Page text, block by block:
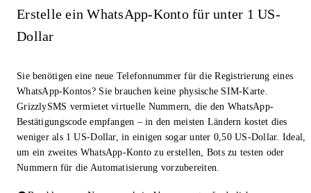
Erstelle ein WhatsApp-Konto für unter 1 US-
Dollar
Sie benötigen eine neue Telefonnummer für die Registrierung eines
WhatsApp-Kontos? Sie brauchen keine physische SIM-Karte.
GrizzlySMS vermietet virtuelle Nummern, die den WhatsApp-
Bestätigungscode empfangen – in den meisten Ländern kostet dies
weniger als 1 US-Dollar, in einigen sogar unter 0,50 US-Dollar. Ideal,
um ein zweites WhatsApp-Konto zu erstellen, Bots zu testen oder
Nummern für die Automatisierung vorzubereiten.